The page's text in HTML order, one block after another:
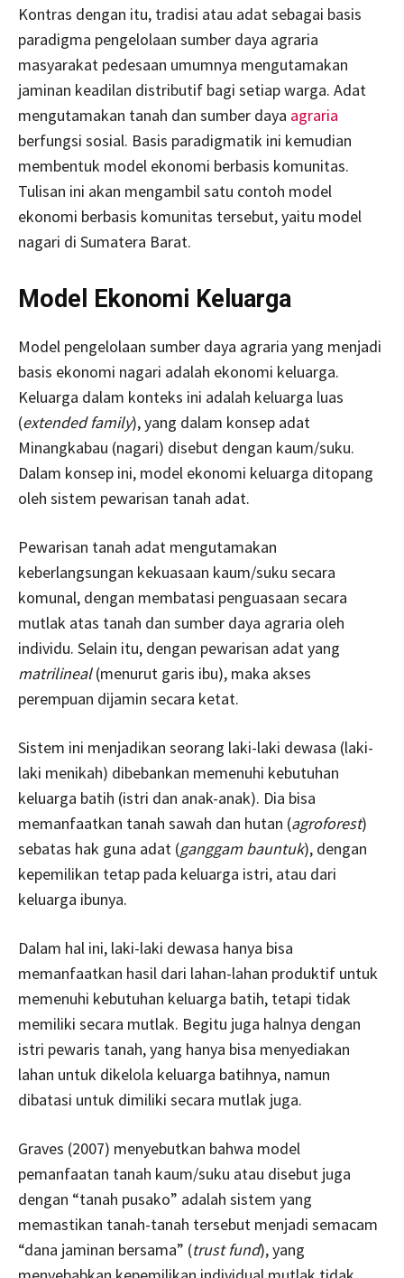
Kontras dengan itu, tradisi atau adat sebagai basis
paradigma pengelolaan sumber daya agraria
masyarakat pedesaan umumnya mengutamakan
jaminan keadilan distributif bagi setiap warga. Adat
mengutamakan tanah dan sumber daya agraria
berfungsi sosial. Basis paradigmatik ini kemudian
membentuk model ekonomi berbasis komunitas.
Tulisan ini akan mengambil satu contoh model
ekonomi berbasis komunitas tersebut, yaitu model
nagari di Sumatera Barat.
Model Ekonomi Keluarga
Model pengelolaan sumber daya agraria yang menjadi
basis ekonomi nagari adalah ekonomi keluarga.
Keluarga dalam konteks ini adalah keluarga luas
(extended family), yang dalam konsep adat
Minangkabau (nagari) disebut dengan kaum/suku.
Dalam konsep ini, model ekonomi keluarga ditopang
oleh sistem pewarisan tanah adat.
Pewarisan tanah adat mengutamakan
keberlangsungan kekuasaan kaum/suku secara
komunal, dengan membatasi penguasaan secara
mutlak atas tanah dan sumber daya agraria oleh
individu. Selain itu, dengan pewarisan adat yang
matrilineal(menurut garis ibu), maka akses
perempuan dijamin secara ketat.
Sistem ini menjadikan seorang laki-laki dewasa (laki-
laki menikah) dibebankan memenuhi kebutuhan
keluarga batih (istri dan anak-anak). Dia bisa
memanfaatkan tanah sawah dan hutan (agroforest)
sebatas hak guna adat (ganggam bauntuk), dengan
kepemilikan tetap pada keluarga istri, atau dari
keluarga ibunya.
Dalam hal ini, laki-laki dewasa hanya bisa
memanfaatkan hasil dari lahan-lahan produktif untuk
memenuhi kebutuhan keluarga batih, tetapi tidak
memiliki secara mutlak. Begitu juga halnya dengan
istri pewaris tanah, yang hanya bisa menyediakan
lahan untuk dikelola keluarga batihnya, namun
dibatasi untuk dimiliki secara mutlak juga.
Graves (2007) menyebutkan bahwa model
pemanfaatan tanah kaum/suku atau disebut juga
dengan “tanah pusako” adalah sistem yang
memastikan tanah-tanah tersebut menjadi semacam
“dana jaminan bersama” (trust fund), yang